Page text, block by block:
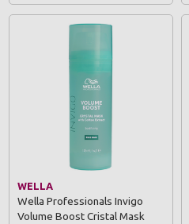
WELLA
Wella Professionals Invigo
Volume Boost Cristal Mask